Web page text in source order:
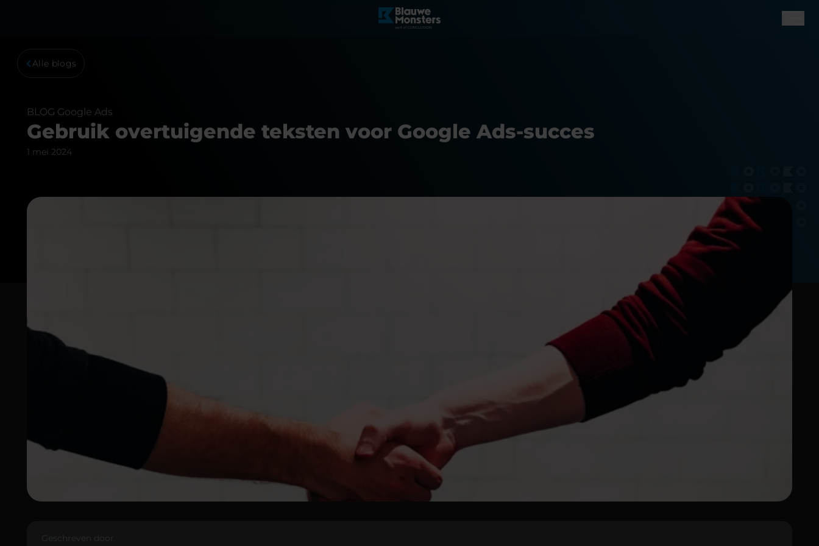
Alle blogs
BLOG Google Ads
Gebruik overtuigende teksten voor Google Ads-succes
1 mei 2024
Geschreven door